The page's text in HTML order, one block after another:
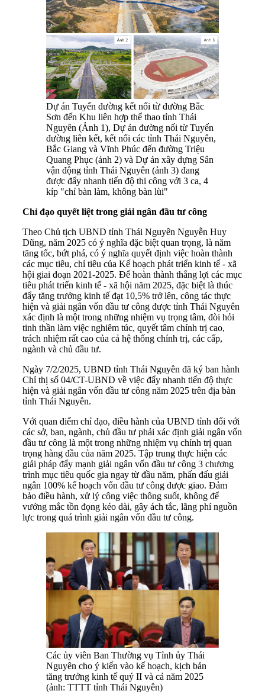
Dự án Tuyến đường kết nối từ đường Bắc
Sơn đến Khu liên hợp thể thao tỉnh Thái
Nguyên (Ảnh 1), Dự án đường nối từ Tuyến
đường liên kết, kết nối các tỉnh Thái Nguyên,
Bắc Giang và Vĩnh Phúc đến đường Triệu
Quang Phục (ảnh 2) và Dự án xây dựng Sân
vận động tỉnh Thái Nguyên (ảnh 3) đang
được đẩy nhanh tiến độ thi công với 3 ca, 4
kíp "chỉ bàn làm, không bàn lùi"
Chỉ đạo quyết liệt trong giải ngân đầu tư công
Theo Chủ tịch UBND tỉnh Thái Nguyên Nguyễn Huy
Dũng, năm 2025 có ý nghĩa đặc biệt quan trọng, là năm
tăng tốc, bứt phá, có ý nghĩa quyết định việc hoàn thành
các mục tiêu, chỉ tiêu của Kế hoạch phát triển kinh tế - xã
hội giai đoạn 2021-2025. Để hoàn thành thắng lợi các mục
tiêu phát triển kinh tế - xã hội năm 2025, đặc biệt là thúc
đẩy tăng trưởng kinh tế đạt 10,5% trở lên, công tác thực
hiện và giải ngân vốn đầu tư công được tỉnh Thái Nguyên
xác định là một trong những nhiệm vụ trọng tâm, đòi hỏi
tinh thần làm việc nghiêm túc, quyết tâm chính trị cao,
trách nhiệm rất cao của cả hệ thống chính trị, các cấp,
ngành và chủ đầu tư.
Ngày 7/2/2025, UBND tỉnh Thái Nguyên đã ký ban hành
Chỉ thị số 04/CT-UBND về việc đẩy nhanh tiến độ thực
hiện và giải ngân vốn đầu tư công năm 2025 trên địa bàn
tỉnh Thái Nguyên.
Với quan điểm chỉ đạo, điều hành của UBND tỉnh đối với
các sở, ban, ngành, chủ đầu tư phải xác định giải ngân vốn
đầu tư công là một trong những nhiệm vụ chính trị quan
trọng hàng đầu của năm 2025. Tập trung thực hiện các
giải pháp đẩy mạnh giải ngân vốn đầu tư công 3 chương
trình mục tiêu quốc gia ngay từ đầu năm, phấn đấu giải
ngân 100% kế hoạch vốn đầu tư công được giao. Đảm
bảo điều hành, xử lý công việc thông suốt, không để
vướng mắc tồn đọng kéo dài, gây ách tắc, lãng phí nguồn
lực trong quá trình giải ngân vốn đầu tư công.
Các ủy viên Ban Thường vụ Tỉnh ủy Thái
Nguyên cho ý kiến vào kế hoạch, kịch bản
tăng trưởng kinh tế quý II và cả năm 2025
(ảnh: TTTT tỉnh Thái Nguyên)